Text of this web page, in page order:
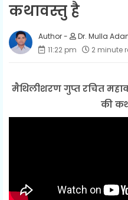
कथावस्तु है
Dr. Mulla
11:22 pm
2 minute
मैथिलीशरण गुप्त रचित
की